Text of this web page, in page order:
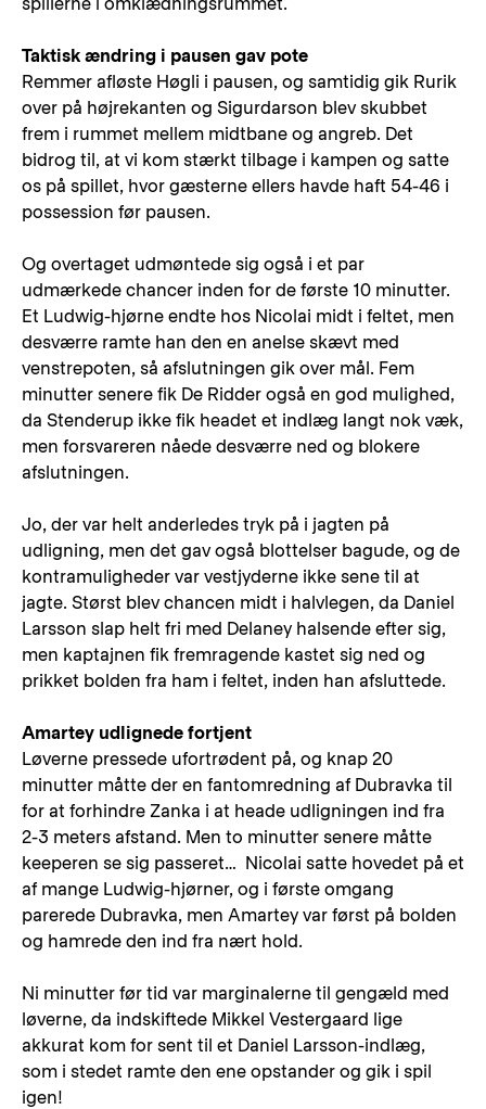
Taktisk ændring i pausen gav pote
Remmer afløste Høgli i pausen, og samtidig gik Rurik
over på højrekanten og Sigurdarson blev skubbet
frem i rummet mellem midtbane og angreb. Det
bidrog til, at vi kom stærkt tilbage i kampen og satte
os på spillet, hvor gæsterne ellers havde haft 54-46 i
possession før pausen.
Og overtaget udmøntede sig også i et par
udmærkede chancer inden for de første 10 minutter.
Et Ludwig-hjørne endte hos Nicolai midt i feltet, men
desværre ramte han den en anelse skævt med
venstrepoten, så afslutningen gik over mål. Fem
minutter senere fik De Ridder også en god mulighed,
da Stenderup ikke fik headet et indlæg langt nok væk,
men forsvareren nåede desværre ned og blokere
afslutningen.
Jo, der var helt anderledes tryk på i jagten på
udligning, men det gav også blottelser bagude, og de
kontramuligheder var vestjyderne ikke sene til at
jagte. Størst blev chancen midt i halvlegen, da Daniel
Larsson slap helt fri med Delaney halsende efter sig,
men kaptajnen fik fremragende kastet sig ned og
prikket bolden fra ham i feltet, inden han afsluttede.
Amartey udlignede fortjent
Løverne pressede ufortrødent på, og knap 20
minutter måtte der en fantomredning af Dubravka til
for at forhindre Zanka i at heade udligningen ind fra
2-3 meters afstand. Men to minutter senere måtte
keeperen se sig passeret… Nicolai satte hovedet på et
af mange Ludwig-hjørner, og i første omgang
parerede Dubravka, men Amartey var først på bolden
og hamrede den ind fra nært hold.
Ni minutter før tid var marginalerne til gengæld med
løverne, da indskiftede Mikkel Vestergaard lige
akkurat kom for sent til et Daniel Larsson-indlæg,
som i stedet ramte den ene opstander og gik i spil
igen!